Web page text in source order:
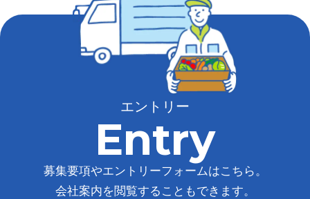
エントリー
Entry
募集要項やエントリーフォームはこちら。
会社案内を閲覧することもできます。